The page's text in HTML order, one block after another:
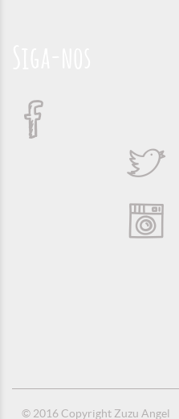
© 2016 Copyright Zuzu Angel